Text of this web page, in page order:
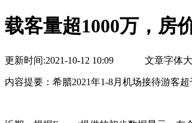
载客量超1000万，房
更新时间:2021-10-12 10:09 文章字体
内容提要：希腊2021年1-8月机场接待游客